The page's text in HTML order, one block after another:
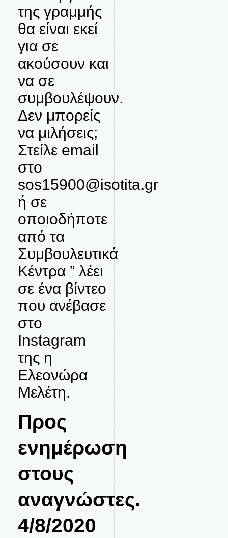
της γραμμής
θα είναι εκεί
για σε
ακούσουν και
να σε
συμβουλέψουν.
Δεν μπορείς
να μιλήσεις;
Στείλε email
στο
sos15900@isotita.gr
ή σε
οποιοδήποτε
από τα
Συμβουλευτικά
Κέντρα ” λέει
σε ένα βίντεο
που ανέβασε
στο
Instagram
της η
Ελεονώρα
Μελέτη.
Προς
ενημέρωση
στους
αναγνώστες.
4/8/2020